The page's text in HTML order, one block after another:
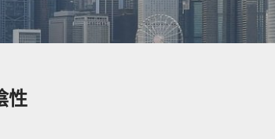
結
香
港
台
網
-
港
-
香
港
結
-
性